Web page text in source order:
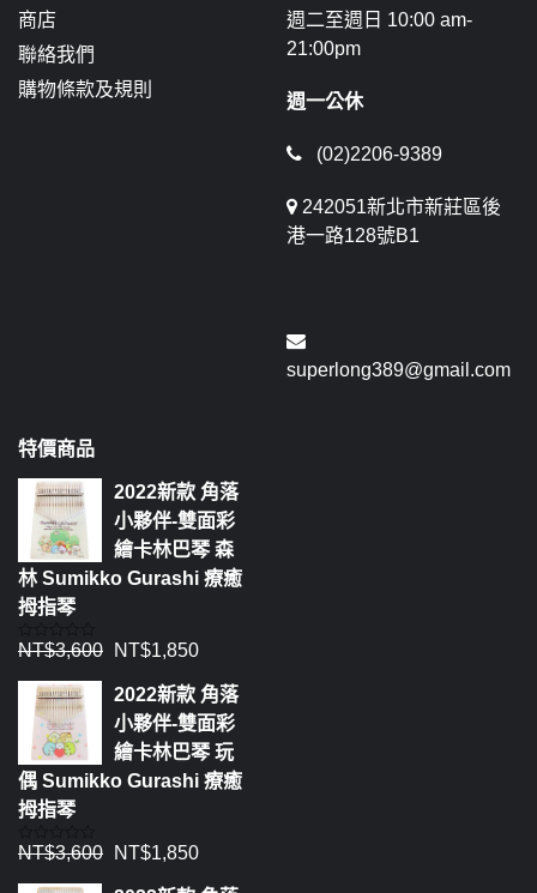
商店
聯絡我們
購物條款及規則
週二至週日 10:00 am-
21:00pm
週一公休
(02)2206-9389
242051新北市新莊區後
港一路128號B1
superlong389@gmail.com
特價商品
2022新款 角落
小夥伴-雙面彩
繪卡林巴琴 森
林 Sumikko Gurashi 療癒
拇指琴
評
0
NT$3,600 NT$1,850
2022新款 角落
小夥伴-雙面彩
繪卡林巴琴 玩
偶 Sumikko Gurashi 療癒
拇指琴
評
0
NT$3,600 NT$1,850